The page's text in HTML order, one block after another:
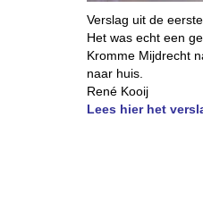
Verslag uit de
Het was echt een
Kromme Mijdrecht
naar huis.
René Kooij
Lees hier het